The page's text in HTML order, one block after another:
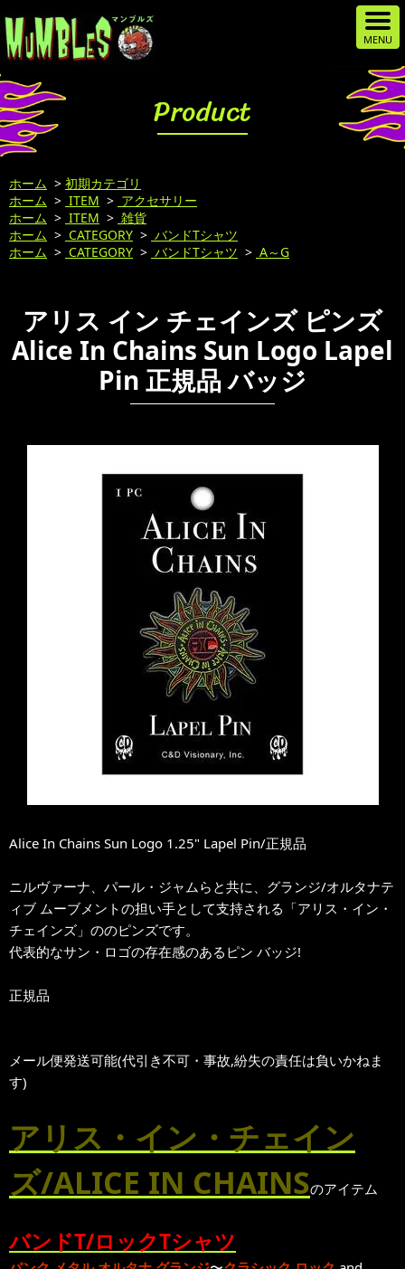
Product
ホーム > 初期カテゴリ
ホーム > ITEM > アクセサリー
ホーム > ITEM > 雑貨
ホーム > CATEGORY > バンドTシャツ
ホーム > CATEGORY > バンドTシャツ > A～G
アリス イン チェインズ ピンズ
Alice In Chains Sun Logo Lapel
Pin 正規品 バッジ
Alice In Chains Sun Logo 1.25" Lapel Pin/正規品
ニルヴァーナ、パール・ジャムらと共に、グランジ/オルタナテ
ィブ ムーブメントの担い手として支持される「アリス・イン・
チェインズ」ののピンズです。
代表的なサン・ロゴの存在感のあるピン バッジ!
正規品
メール便発送可能(代引き不可・事故,紛失の責任は負いかねま
す)
アリス・イン・チェイン
ズ/ALICE IN CHAINSのアイテム
バンドT/ロックTシャツ